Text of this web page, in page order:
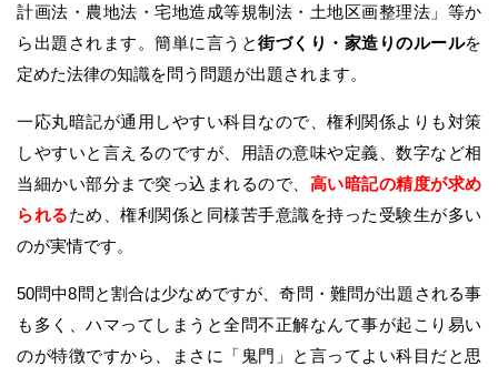
計画法・農地法・宅地造成等規制法・土地区画整理法」等か
ら出題されます。簡単に言うと街づくり・家造りのルールを
定めた法律の知識を問う問題が出題されます。
一応丸暗記が通用しやすい科目なので、権利関係よりも対策
しやすいと言えるのですが、用語の意味や定義、数字など相
当細かい部分まで突っ込まれるので、 高い暗記の精度が求め
られるため、権利関係と同様苦手意識を持った受験生が多い
のが実情です。
50問中8問と割合は少なめですが、奇問・難問が出題される事
も多く、ハマってしまうと全問不正解なんて事が起こり易い
のが特徴ですから、まさに「鬼門」と言ってよい科目だと思